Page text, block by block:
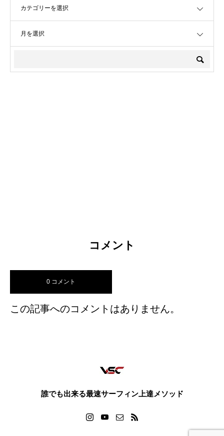
コメント
0 コメント
この記事へのコメントはありません。
誰でも出来る最速サーフィン上達メソッド